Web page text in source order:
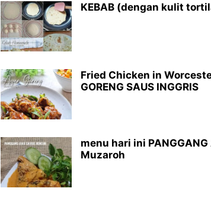
KEBAB (dengan kulit
Fried Chicken in
GORENG SAUS INGGRIS
menu hari ini PANGGANG
Muzaroh